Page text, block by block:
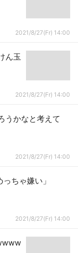
2021/8/27(Fr) 14:00
ん玉
2021/8/27(Fr) 14:00
うかなと考えて
2021/8/27(Fr) 14:00
ちゃ嫌い」
2021/8/27(Fr) 14:00